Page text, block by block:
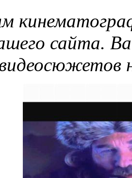
сайта.